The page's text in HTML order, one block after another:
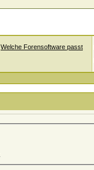
Welche Forensoftware passt